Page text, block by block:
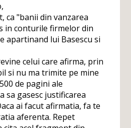
ca "banii din vanzarea
in conturile firmelor din
apartinand lui Basescu si
celui care afirma, prin
si nu ma trimite pe mine
de pagini ale
sa gasesc justificarea
ai facut afirmatia, fa te
aferenta. Repet